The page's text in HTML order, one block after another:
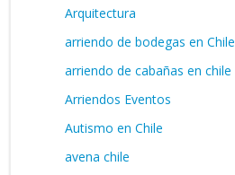
Arquitectura
arriendo de bodegas en Chile
arriendo de cabañas en chile
Arriendos Eventos
Autismo en Chile
avena chile